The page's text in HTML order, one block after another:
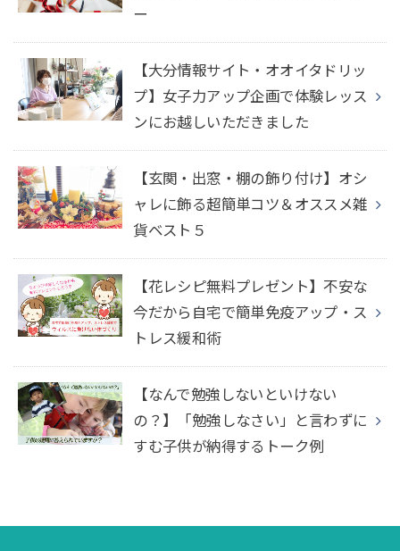
ー
【大分情報サイト・オオイタドリッ
プ】女子力アップ企画で体験レッス
ンにお越しいただきました
【玄関・出窓・棚の飾り付け】オシ
ャレに飾る超簡単コツ＆オススメ雑
貨ベスト５
【花レシピ無料プレゼント】不安な
今だから自宅で簡単免疫アップ・ス
トレス緩和術
【なんで勉強しないといけない
の？】「勉強しなさい」と言わずに
すむ子供が納得するトーク例